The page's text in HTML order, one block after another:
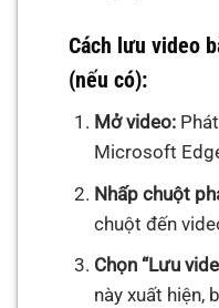
Cách lưu video
(nếu có):
Mở video:
Microsoft
Nhấp chuột
chuột đến
Chọn “Lưu
này xuất hiện,